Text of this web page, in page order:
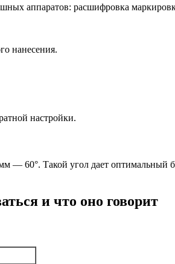
нанесения.
настройки.
— 60°. Такой угол дает
и что оно говорит